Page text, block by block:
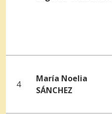
4
María Noelia
SÁNCHEZ